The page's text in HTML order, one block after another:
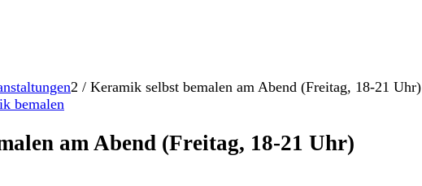
2 / Keramik selbst bemalen am Abend (Freitag, 18-21 Uhr)
bemalen
am Abend (Freitag, 18-21 Uhr)